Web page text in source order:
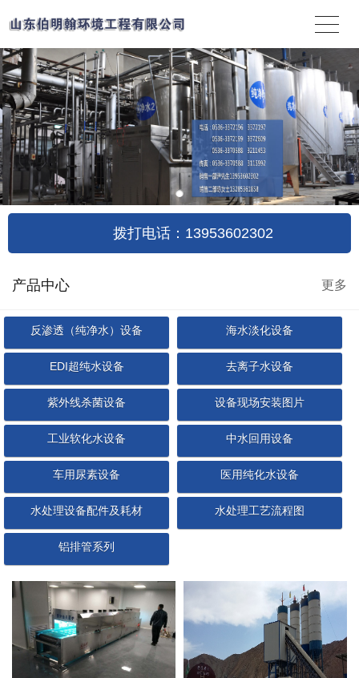
拨打电话：13953602302
产品中心 更多
反渗透（纯净水）设备 海水淡化设备
EDI超纯水设备 去离子水设备
紫外线杀菌设备 设备现场安装图片
工业软化水设备 中水回用设备
车用尿素设备 医用纯化水设备
水处理设备配件及耗材 水处理工艺流程图
铝排管系列